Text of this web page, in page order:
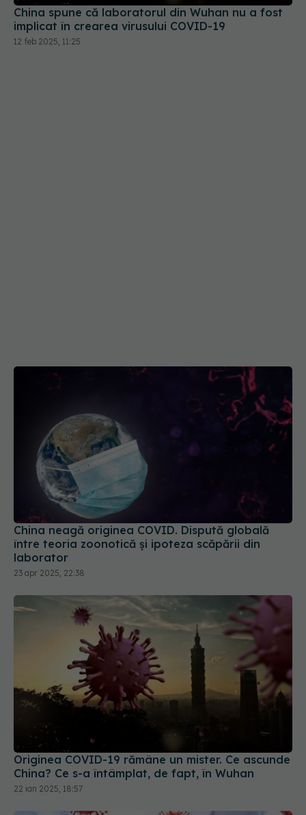
China spune că laboratorul din Wuhan nu a fost
implicat în crearea virusului COVID-19
12 feb 2025, 11:25
China neagă originea COVID. Dispută globală
între teoria zoonotică și ipoteza scăpării din
laborator
23 apr 2025, 22:38
Originea COVID-19 rămâne un mister. Ce ascunde
China? Ce s-a întâmplat, de fapt, în Wuhan
22 ian 2025, 18:57